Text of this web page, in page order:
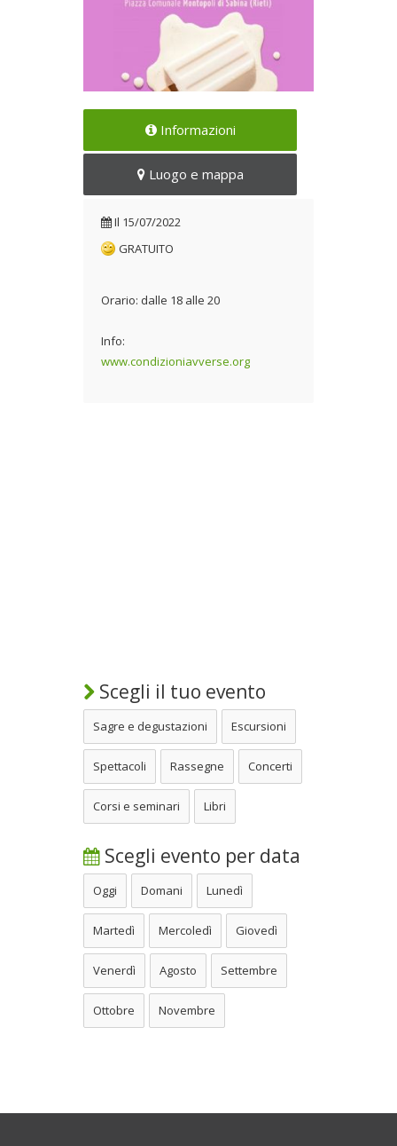
Festa finale dei centri estivi di
Il 15/07/2022
Informazioni
Luogo e mappa
Il 15/07/2022
GRATUITO
Orario: dalle 18 alle 20
Info:
www.condizioniavverse.org
Scegli il tuo evento
Sagre e degustazioni Escursioni
Spettacoli Rassegne Concerti
Corsi e seminari Libri
Scegli evento per data
Oggi Domani Lunedì
Martedì Mercoledì Giovedì
Venerdì Agosto Settembre
Ottobre Novembre